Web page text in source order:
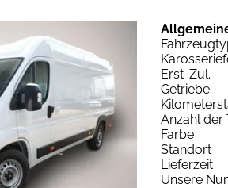
Erst-Zul.
Getriebe
Anzahl der
Farbe
Standort
Lieferzeit
Unsere